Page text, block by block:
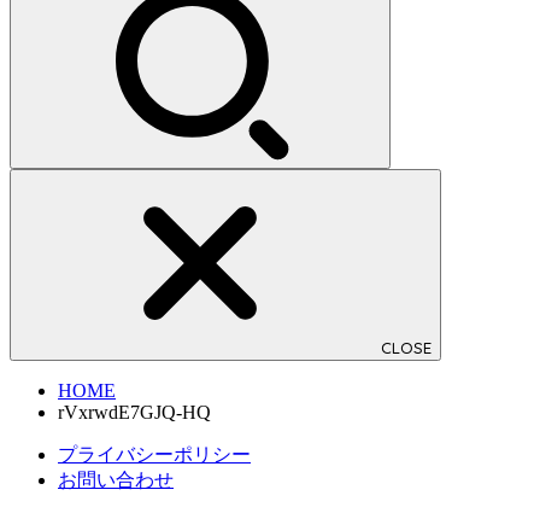
CLOSE
HOME
rVxrwdE7GJQ-HQ
プライバシーポリシー
お問い合わせ